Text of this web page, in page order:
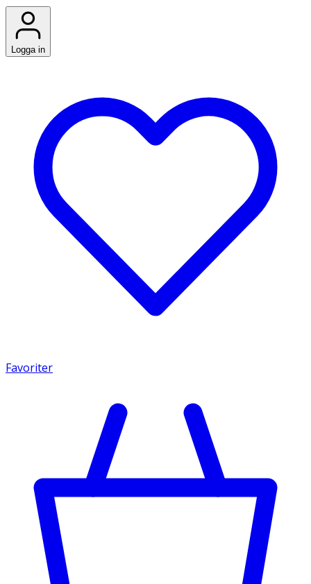
Logga in
Favoriter